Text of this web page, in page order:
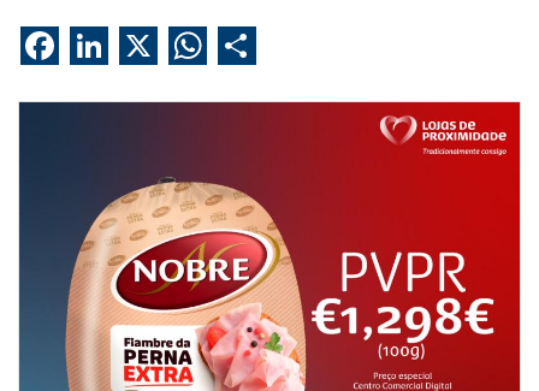
FacebookLinkedIn WhatsApp